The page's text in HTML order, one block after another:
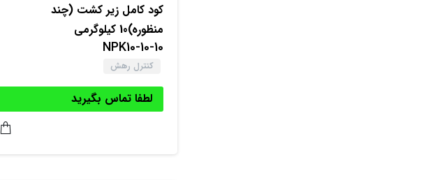
کود کامل زیر کشت (چند
منظوره)10 کیلوگرمی
NPK10-10-10
کنترل رهش
لطفا تماس بگیرید